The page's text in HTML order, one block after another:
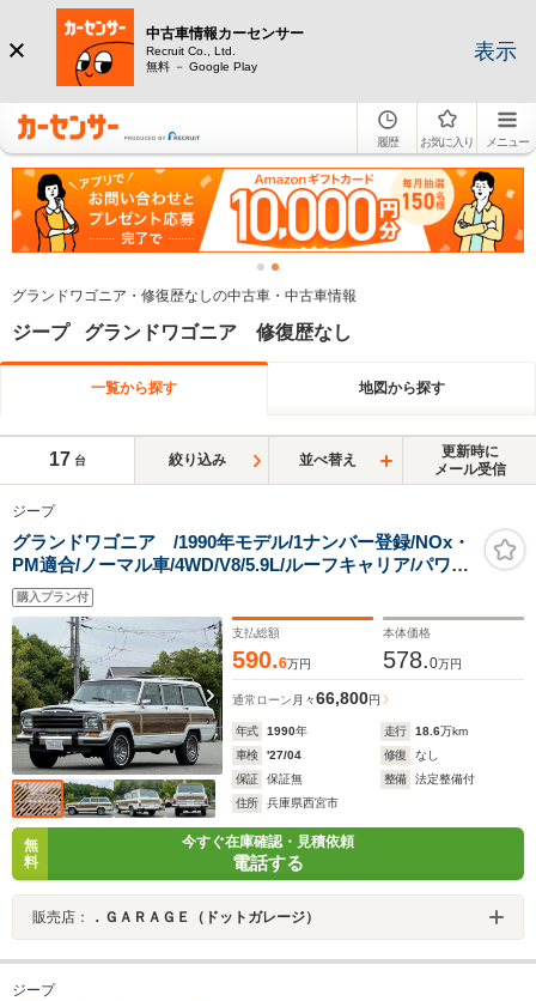
中古車情報カーセンサー
Recruit Co., Ltd.
無料 － Google Play
表示
履歴 お気に入り メニュー
グランドワゴニア・修復歴なしの中古車・中古車情報
ジープ グランドワゴニア 修復歴なし
一覧から探す 地図から探す
17 台 絞り込み 並べ替え
更新時に
メール受信
ジープ
グランドワゴニア /1990年モデル/1ナンバー登録/NOx・
PM適合/ノーマル車/4WD/V8/5.9L/ルーフキャリア/パワー
ステアリング/パワーウィンドウ/キーレス/クーラ
ー/Bluetooth/ETC
購入プラン付
支払総額
590.6万円
本体価格
578.0万円
通常ローン 月々66,800円
年式 1990年 走行 18.6万km
車検
'27/04 修復
なし
保証
保証無 整備
法定整備付
住所
兵庫県西宮市
無
料
今すぐ在庫確認・見積依頼
電話する
販売店： ．ＧＡＲＡＧＥ（ドットガレージ）
ジープ